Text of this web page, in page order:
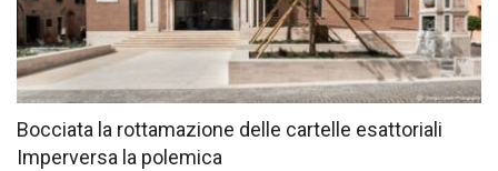
Bocciata la rottamazione delle cartelle esattoriali
Imperversa la polemica